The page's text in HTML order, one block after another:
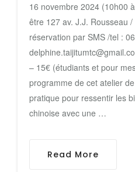
16 novembre 2024 (10h00
être 127 av. J.J. Rousseau
réservation par SMS /tel :
– 15€ (étudiants et pour
programme de cet atelier
pratique pour ressentir les
chinoise avec une …
Read More